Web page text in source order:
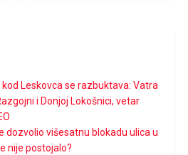
kod Leskovca se razbuktava: Vatra
i Donjoj Lokošnici, vetar
dozvolio višesatnu blokadu ulica u
nije postojalo?